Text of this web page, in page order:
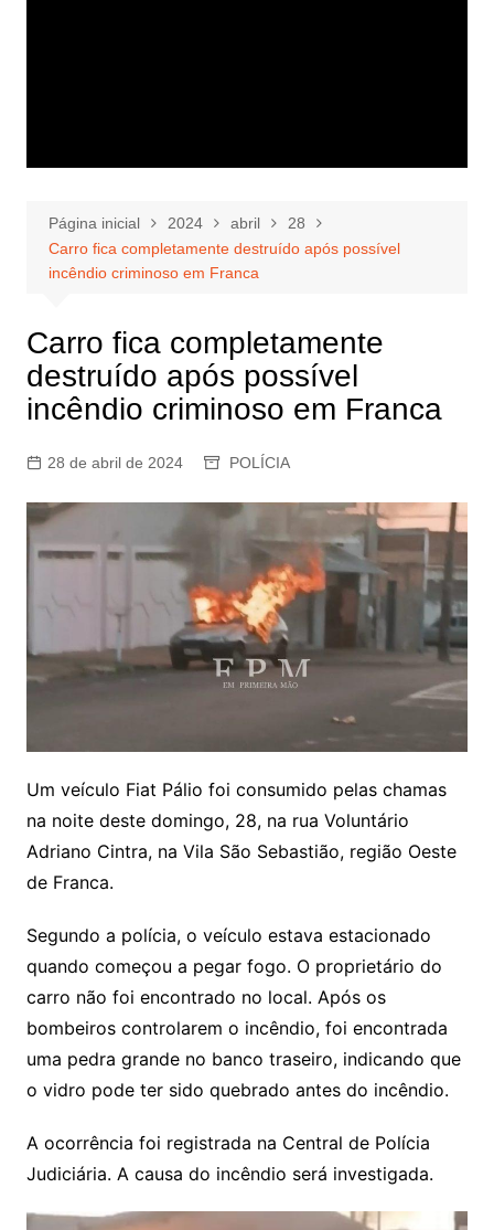
Página inicial 2024 abril
28
Carro fica completamente destruído após possível
incêndio criminoso em Franca
Carro fica completamente
destruído após possível
incêndio criminoso em Franca
28 de abril de 2024 POLÍCIA
Um veículo Fiat Pálio foi consumido pelas chamas
na noite deste domingo, 28, na rua Voluntário
Adriano Cintra, na Vila São Sebastião, região Oeste
de Franca.
Segundo a polícia, o veículo estava estacionado
quando começou a pegar fogo. O proprietário do
carro não foi encontrado no local. Após os
bombeiros controlarem o incêndio, foi encontrada
uma pedra grande no banco traseiro, indicando que
o vidro pode ter sido quebrado antes do incêndio.
A ocorrência foi registrada na Central de Polícia
Judiciária. A causa do incêndio será investigada.